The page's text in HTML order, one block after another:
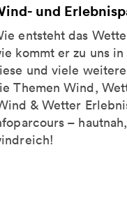
und
entsteht das
kommt er zu uns
und viele
Themen Wind,
& Wetter
–